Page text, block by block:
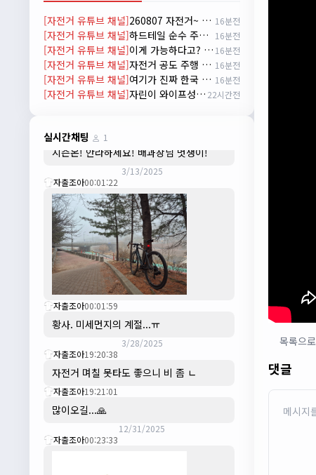
[자전거 유튜브 채널] 260807 자전거~ 무엇이든 물어보세요!! 16분전
[자전거 유튜브 채널] 하드테일 순수 주파력 16분전
[자전거 유튜브 채널] 이게 가능하다고? #cycling 16분전
[자전거 유튜브 채널] 자전거 공도 주행 방법! 16분전
[자전거 유튜브 채널] 여기가 진짜 한국 맞나? 자전거 타다 발견 #자전거 #여행 #신기한곳 16분전
[자전거 유튜브 채널] 자린이 와이프성장기 1편 한강라면을 먹어보자~ 22시간전
실시간채팅 1
자출조아18:44:23
넵!! 잔차나라도 시즌온과 함께 바쁜 하루
하루 보내세요~~
3/1/2025
자출조아08:54:33
수도권은 3.1절 연휴 비소식...ㅠ ㅠ
JIWOON23:26:13
시즌온! 안라하세요! 배과장님 멋쟁이!
3/13/2025
자출조아00:01:22
자출조아00:01:59
황사. 미세먼지의 계절...ㅠ
3/28/2025
자출조아19:20:38
자전거 며칠 못타도 좋으니 비 좀 ㄴ
자출조아19:21:01
많이오길...🙏
12/31/2025
자출조아00:23:33
목록으로
댓글